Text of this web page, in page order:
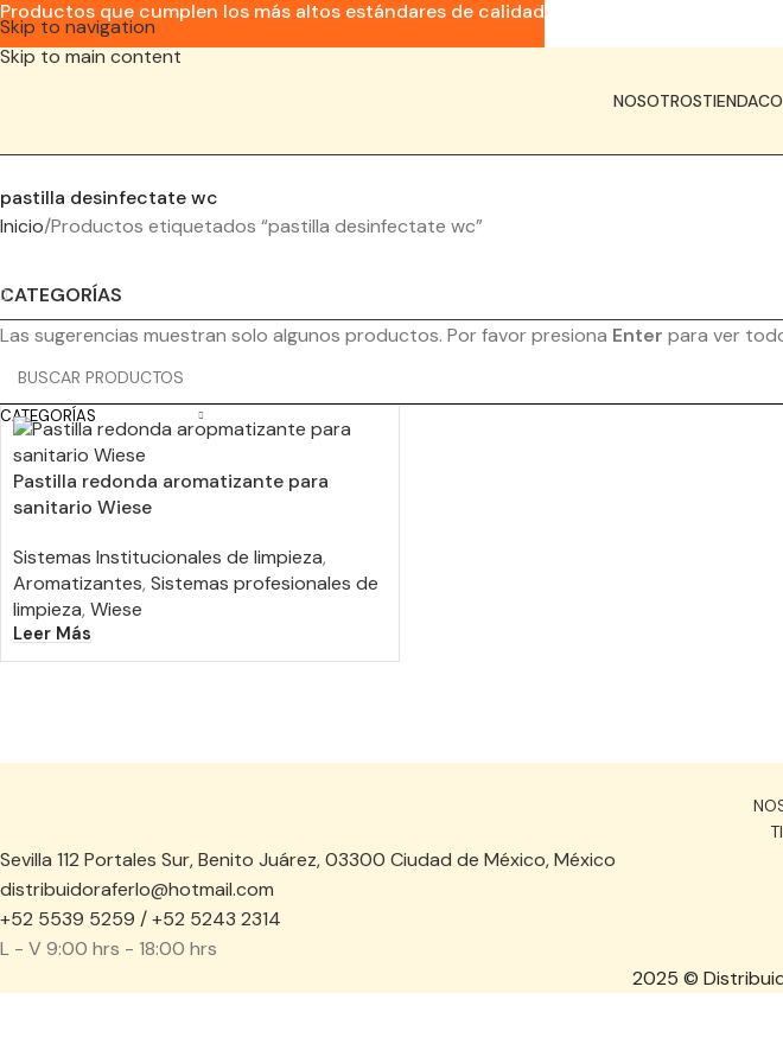
Skip to navigation
Skip to main content
NOSOTROSTIENDA
pastilla desinfectate wc
Inicio Productos etiquetados “pastilla desinfectate wc”
CATEGORÍAS
Las sugerencias muestran solo algunos productos. Por favor presiona Enter para ver
CATEGORÍAS
Pastilla redonda aromatizante para
sanitario Wiese
Sistemas Institucionales de limpieza,
Aromatizantes, Sistemas profesionales de
limpieza, Wiese
Leer Más
Sevilla 112 Portales Sur, Benito Juárez, 03300 Ciudad de México, México
distribuidoraferlo@hotmail.com
+52 5539 5259 / +52 5243 2314
L - V 9:00 hrs - 18:00 hrs
2025 ©
Productos que cumplen los más altos estándares de calidad